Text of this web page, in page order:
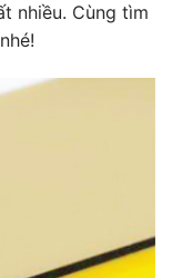
nhiều. Cùng tìm